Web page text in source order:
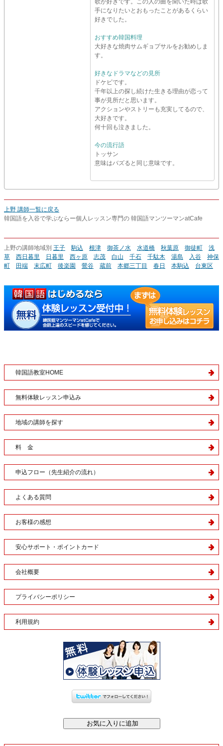
歌が好きです。この人の曲を聞いた時は歌
手になりたいとおもったことがあるくらい
好きでした。
おすすめ韓国料理
大好きな焼肉サムギョプサルをお勧めしま
す。
好きなドラマなどの見所
ドケビです。
千年以上の探し続けた生きる理由が恋って
事が見所だと思います。
アクションやストリーも充実してるので、
大好きです。
何十回も泣きました。
今の流行語
トッサン
意味はバズると同じ意味です。
上野 講師一覧に戻る
韓国語を入谷で学ぶならー個人レッスン専門の 韓国語マンツーマンatCafe
上野の講師地域別 王子 駒込 根津 御茶ノ水 水道橋 秋葉原 御徒町
浅
草
西日暮里 日暮里 西ヶ原 志茂 白山 千石 千駄木 湯島 入谷
神保
町
田端 末広町 後楽園 鶯谷 蔵前 本郷三丁目 春日 本駒込 台東区
韓国語教室HOME
無料体験レッスン申込み
地域の講師を探す
料 金
申込フロー（先生紹介の流れ）
よくある質問
お客様の感想
安心サポート・ポイントカード
会社概要
プライバシーポリシー
利用規約